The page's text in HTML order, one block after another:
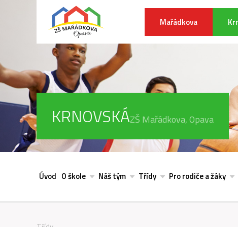
Mařádkova
KRNOVSKÁZŠ Mařádkova, Opava
Úvod O škole Náš tým Třídy Pro rodiče a žáky